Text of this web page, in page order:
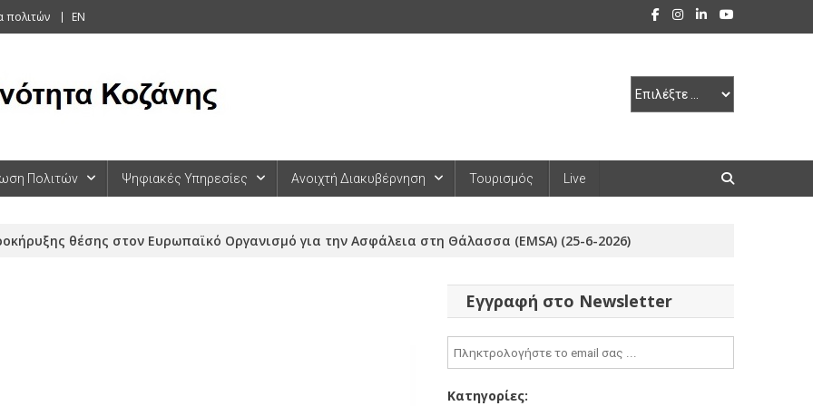
πολιτών EN
Πολιτών Ψηφιακές Υπηρεσίες Ανοιχτή Διακυβέρνηση Τουρισμός Live
θέσης στον Ευρωπαϊκό Οργανισμό για την Ασφάλεια στη Θάλασσα (EMSA) (25-6-2026)
Εγγραφή στο Newsletter
Κατηγορίες: